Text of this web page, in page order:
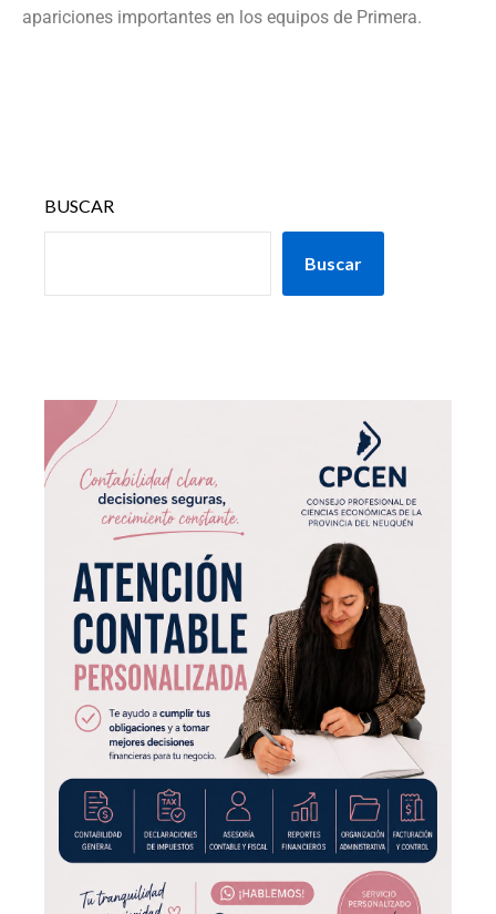
apariciones importantes en los equipos de Primera.
BUSCAR
Buscar